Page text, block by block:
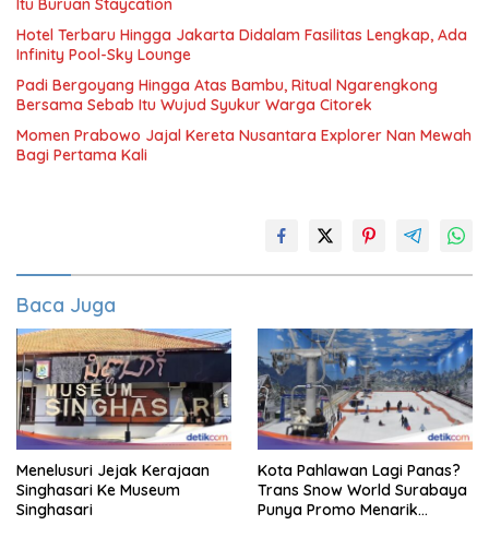
Itu Buruan Staycation
Hotel Terbaru Hingga Jakarta Didalam Fasilitas Lengkap, Ada
Infinity Pool-Sky Lounge
Padi Bergoyang Hingga Atas Bambu, Ritual Ngarengkong
Bersama Sebab Itu Wujud Syukur Warga Citorek
Momen Prabowo Jajal Kereta Nusantara Explorer Nan Mewah
Bagi Pertama Kali
Baca Juga
Menelusuri Jejak Kerajaan
Singhasari Ke Museum
Singhasari
Kota Pahlawan Lagi Panas?
Trans Snow World Surabaya
Punya Promo Menarik